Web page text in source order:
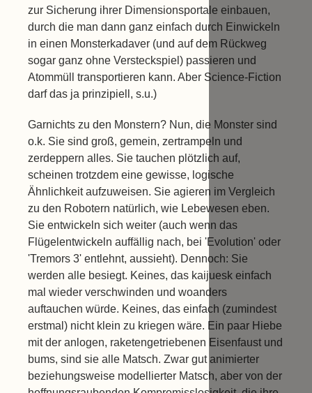
zur Sicherung ihrer Dimensionsportale einbauen,
durch die man dann ganz einfach durch Einwickeln
in einen Monsterkadaver (und auf dem Rückweg
sogar ganz ohne Versteckspiel) passieren und
Atommüll transportieren kann. Aber Science-Fiction
darf das ja prinzipiell, s.u.)
Garnichts zu den Monstern? Nun, die Monster sind
o.k. Sie sind groß, gemein, zertrampeln und
zerdeppern alles. Sie tauchen plötzlich auf,
scheinen trotzdem eine gewisse, logische
Ähnlichkeit aufzuweisen. Sie agieren im Vergleich
zu den Robotern natürlich, wie Lebewesen eben.
Sie entwickeln sich weiter (auch wenn das
Flügelentwickeln auffällig nach, bei 'Evolution' oder
'Tremors 3' entlehnt, aussieht). Dennoch: Sie
werden alle besiegt. Keines, das kaijuesk einfach
mal wieder verschwinden und woanders
auftauchen würde. Keines, das einfach (zumindest
erstmal) nicht klein zu kriegen wäre. Ein paar Hiebe
mit der anlogen, raketengetriebenen Eisenfaust und
bums, sind sie alle Matsch. Zwar gut animierter
beziehungsweise modellierter Matsch, aber von der